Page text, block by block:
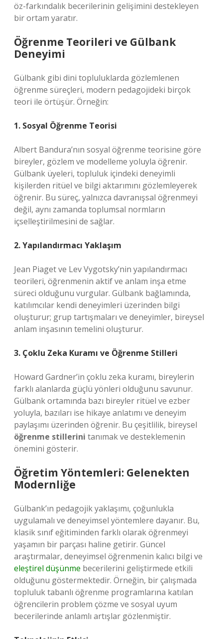
öz-farkındalık becerilerinin gelişimini destekleyen
bir ortam yaratır.
Öğrenme Teorileri ve Gülbank
Deneyimi
Gülbank gibi dini topluluklarda gözlemlenen
öğrenme süreçleri, modern pedagojideki birçok
teori ile örtüşür. Örneğin:
1. Sosyal Öğrenme Teorisi
Albert Bandura’nın sosyal öğrenme teorisine göre
bireyler, gözlem ve modelleme yoluyla öğrenir.
Gülbank üyeleri, topluluk içindeki deneyimli
kişilerden ritüel ve bilgi aktarımını gözlemleyerek
öğrenir. Bu süreç, yalnızca davranışsal öğrenmeyi
değil, aynı zamanda toplumsal normların
içselleştirilmesini de sağlar.
2. Yapılandırmacı Yaklaşım
Jean Piaget ve Lev Vygotsky’nin yapılandırmacı
teorileri, öğrenmenin aktif ve anlam inşa etme
süreci olduğunu vurgular. Gülbank bağlamında,
katılımcılar kendi deneyimleri üzerinden bilgi
oluşturur; grup tartışmaları ve deneyimler, bireysel
anlam inşasının temelini oluşturur.
3. Çoklu Zeka Kuramı ve Öğrenme Stilleri
Howard Gardner’in çoklu zeka kuramı, bireylerin
farklı alanlarda güçlü yönleri olduğunu savunur.
Gülbank ortamında bazı bireyler ritüel ve ezber
yoluyla, bazıları ise hikaye anlatımı ve deneyim
paylaşımı üzerinden öğrenir. Bu çeşitlilik, bireysel
öğrenme stillerini tanımak ve desteklemenin
önemini gösterir.
Öğretim Yöntemleri: Gelenekten
Modernliğe
Gülbank’ın pedagojik yaklaşımı, çoğunlukla
uygulamalı ve deneyimsel yöntemlere dayanır. Bu,
klasik sınıf eğitiminden farklı olarak öğrenmeyi
yaşamın bir parçası haline getirir. Güncel
araştırmalar, deneyimsel öğrenmenin kalıcı bilgi ve
eleştirel düşünme becerilerini geliştirmede etkili
olduğunu göstermektedir. Örneğin, bir çalışmada
topluluk tabanlı öğrenme programlarına katılan
öğrencilerin problem çözme ve sosyal uyum
becerilerinde anlamlı artışlar gözlenmiştir.